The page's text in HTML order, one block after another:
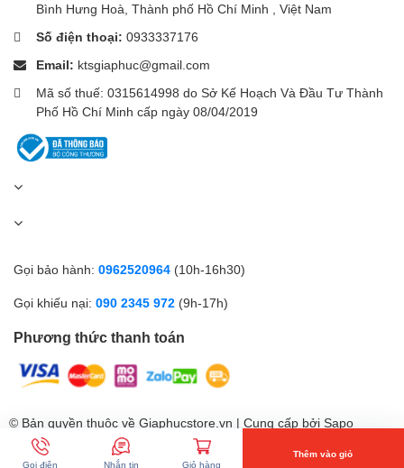
Bình Hưng Hoà, Thành phố Hồ Chí Minh , Việt Nam
Số điện thoại: 0933337176
Email: ktsgiaphuc@gmail.com
Mã số thuế: 0315614998 do Sở Kế Hoạch Và Đầu Tư Thành
Phố Hồ Chí Minh cấp ngày 08/04/2019
Gọi bảo hành: 0962520964 (10h-16h30)
Gọi khiếu nại: 090 2345 972 (9h-17h)
Phương thức thanh toán
© Bản quyền thuộc về Giaphucstore.vn | Cung cấp bởi Sapo
Gọi điện Nhắn tin Giỏ hàng
Thêm vào giỏ